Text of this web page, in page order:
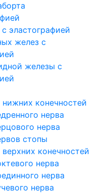
эластографией
желез с
железы с
конечностей
нерва
нерва
стопы
конечностей
нерва
нерва
нерва